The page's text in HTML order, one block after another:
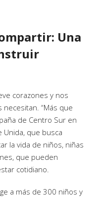
Una
corazones y nos
“Más que
de Centro Sur en
Unida, que busca
la vida de niños, niñas
que pueden
cotidiano.
a más de 300 niños y